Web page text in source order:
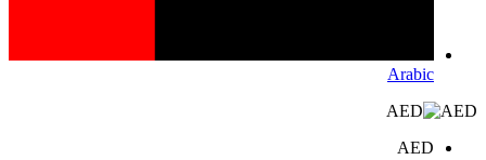
Arabic
AED
AED